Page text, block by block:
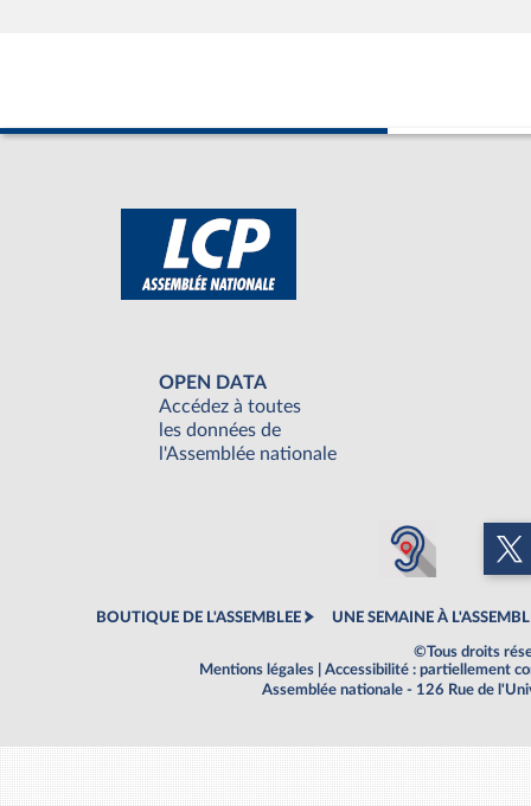
OPEN DATA
Accédez à toutes
les données de
l'Assemblée nationale
BOUTIQUE DE L'ASSEMBLEE UNE SEMAINE À
©Tous droits
Mentions légales
Accessibilité : partiellement
Assemblée nationale - 126 Rue de